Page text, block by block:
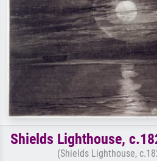
Shields Lighthouse,
(Shields Lighthouse,